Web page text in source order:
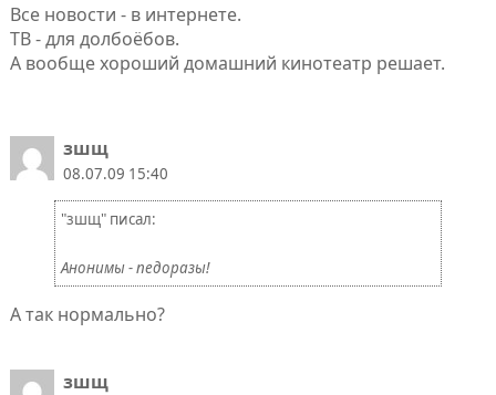
Все новости - в интернете.
ТВ - для долбоёбов.
А вообще хороший домашний кинотеатр решает.
зшщ
08.07.09 15:40
"зшщ" писал:
Анонимы - педоразы!
А так нормально?
зшщ